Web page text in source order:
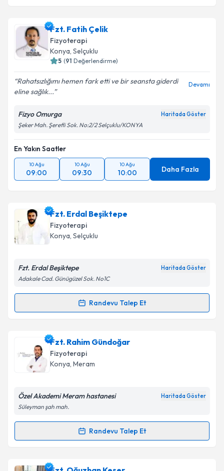
Fzt. Fatih Çelik
Fizyoterapi
Konya, Selçuklu
5 (91 Değerlendirme)
Rahatsızlığımı hemen fark etti ve bir seansta giderdi
eline sağlık...
Devamı
Fizyo Omurga Haritada Göster
Şeker Mah. Şerefli Sok. No:2/2 Selçuklu/KONYA
En Yakın Saatler
10 Ağu
09:00
10 Ağu
09:30
10 Ağu
10:00 Daha Fazla
Fzt. Erdal Beşiktepe
Fizyoterapi
Konya, Selçuklu
Fzt. Erdal Beşiktepe Haritada Göster
Adakale Cad. Günügüzel Sok. No1C
Randevu Talep Et
Randevu Takvimi Talebi
Fzt. Erdal Beşiktepeiçin randevu takvimi talebi
oluşturun. Size bu uzmandan randevu almanız için bir
takvim hazırlandığında e-posta ile bilgilendireceğiz.
Kişisel verilerimin işlenmesine ilişkin
Metni'ni okudum ve kişisel verilerimin belirtilen
Fzt. Rahim Gündoğar
Fizyoterapi
Konya, Meram
Özel Akademi Meram hastanesi Haritada Göster
Süleyman şah mah.
Randevu Talep Et
Randevu Takvimi Talebi
Fzt. Rahim Gündoğariçin randevu takvimi talebi